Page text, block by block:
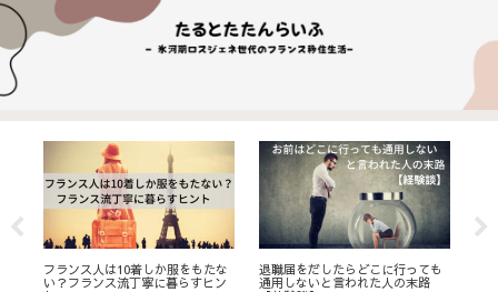
こに行っても
た人の末路
勉強は贅沢？大人になって勉強が
楽しくなった体験と実感
感情の整理ができないで損ば
そんな悩みが解決する本